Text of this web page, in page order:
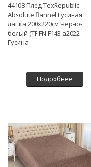
44108 Плед TexRepublic
Absolute flannel Гусиная
лапка 200х220см Черно-
белый (TF FN F143 a2022
Гусина
Подробнее